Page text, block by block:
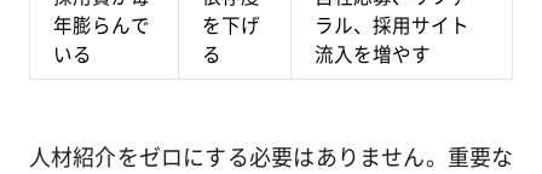
年膨らんで
いる
を下げ
る
ラル、採用サイト
流入を増やす
人材紹介をゼロにする必要はありません。重要な